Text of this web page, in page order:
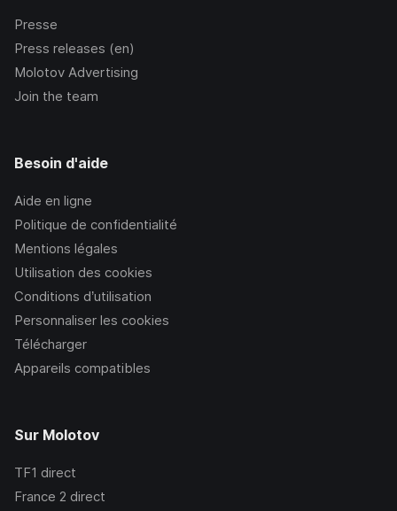
Presse
Press releases (en)
Molotov Advertising
Join the team
Besoin d'aide
Aide en ligne
Politique de confidentialité
Mentions légales
Utilisation des cookies
Conditions d’utilisation
Personnaliser les cookies
Télécharger
Appareils compatibles
Sur Molotov
TF1 direct
France 2 direct